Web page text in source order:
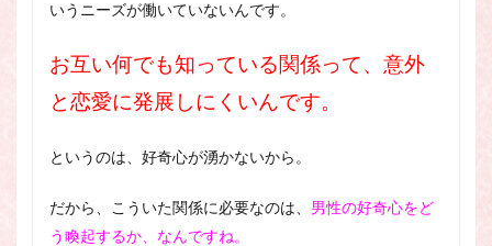
いうニーズが働いていないんです。
お互い何でも知っている関係って、意外
と恋愛に発展しにくいんです。
というのは、好奇心が湧かないから。
だから、こういた関係に必要なのは、 男性の好奇心をど
う喚起するか、なんですね。